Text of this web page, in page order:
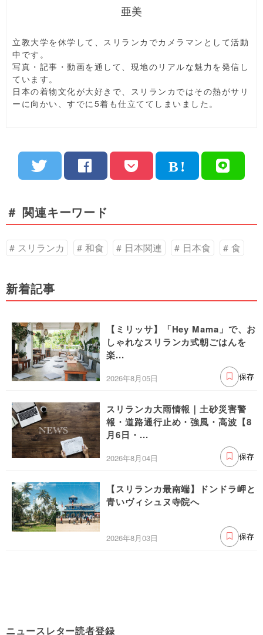
亜美
立教大学を休学して、スリランカでカメラマンとして活動
中です。
写真・記事・動画を通して、現地のリアルな魅力を発信し
ています。
日本の着物文化が大好きで、スリランカではその熱がサリ
ーに向かい、すでに5着も仕立ててしまいました。
＃ 関連キーワード
スリランカ 和食 日本関連 日本食 食
新着記事
【ミリッサ】「Hey Mama」で、お
しゃれなスリランカ式朝ごはんを
楽...
2026年8月05日 保存
スリランカ大雨情報｜土砂災害警
報・道路通行止め・強風・高波【8
月6日・...
2026年8月04日 保存
【スリランカ最南端】ドンドラ岬と
青いヴィシュヌ寺院へ
2026年8月03日 保存
ニュースレター読者登録